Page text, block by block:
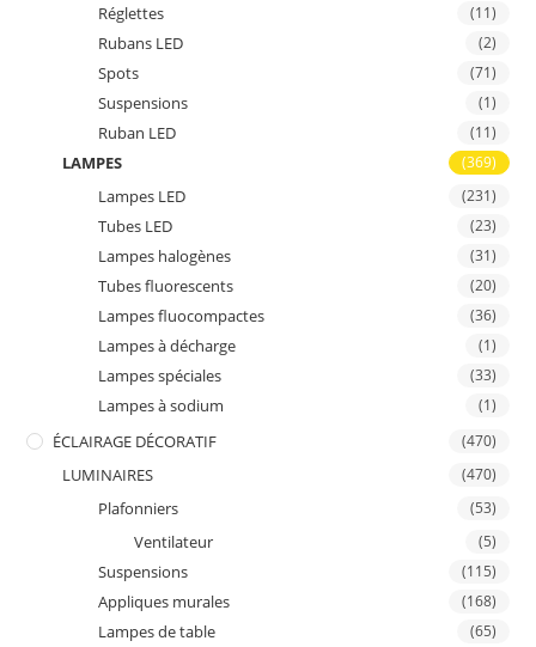
Réglettes (11)
Rubans LED (2)
Spots (71)
Suspensions (1)
Ruban LED (11)
LAMPES (369)
Lampes LED (231)
Tubes LED (23)
Lampes halogènes (31)
Tubes fluorescents (20)
Lampes fluocompactes (36)
Lampes à décharge (1)
Lampes spéciales (33)
Lampes à sodium (1)
ÉCLAIRAGE DÉCORATIF (470)
LUMINAIRES (470)
Plafonniers (53)
Ventilateur (5)
Suspensions (115)
Appliques murales (168)
Lampes de table (65)